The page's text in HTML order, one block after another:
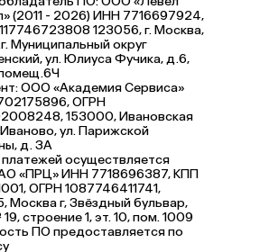
(2011 - 2026) ИНН 7716697924,
123056, г. Москва,
Муниципальный округ
ул. Юлиуса Фучика, д.6,
ООО «Академия Сервиса»
ОГРН
153000, Ивановская
Иваново, ул. Парижской
д. ЗА
осуществляется
«ПРЦ» ИНН 7718696387, КПП
ОГРН 1087746411741,
Москва г, Звёздный бульвар,
строение 1, эт. 10, пом. 1009
ПО предоставляется по